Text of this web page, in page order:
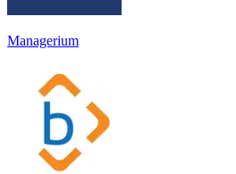
Managerium